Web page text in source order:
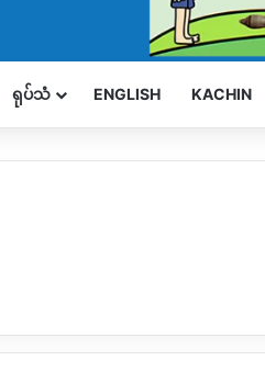
ရုပ်သံ ENGLISH KACHIN